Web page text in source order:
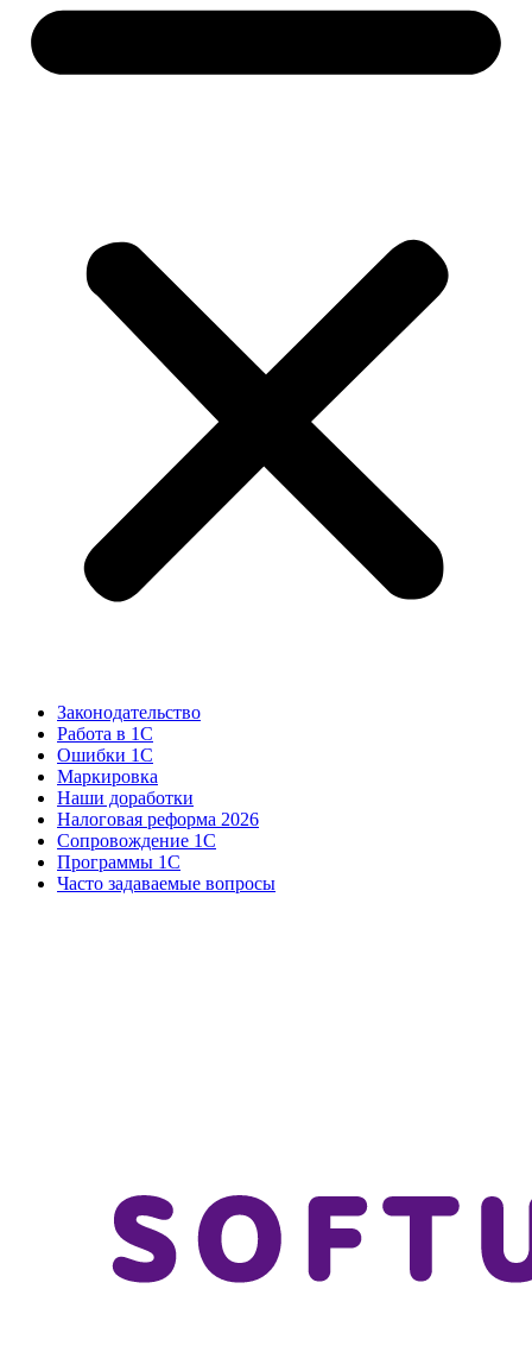
Законодательство
Работа в 1С
Ошибки 1С
Маркировка
Наши доработки
Налоговая реформа 2026
Сопровождение 1С
Программы 1С
Часто задаваемые вопросы